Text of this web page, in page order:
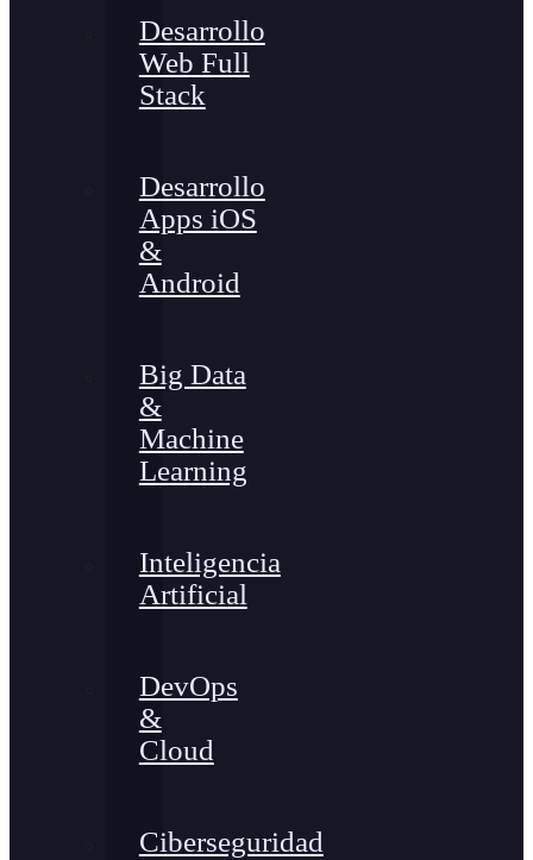
Desarrollo
Web Full
Stack
Desarrollo
Apps iOS
&
Android
Big Data
&
Machine
Learning
Inteligencia
Artificial
DevOps
&
Cloud
Ciberseguridad